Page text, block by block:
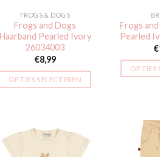
op
de
productpagina
FROGS & DOGS
Frogs and Dogs
Haarband Pearled Ivory
26034003
€8,99
OPTIES SELECTEREN
Frogs
Pearled
€
OPTIES